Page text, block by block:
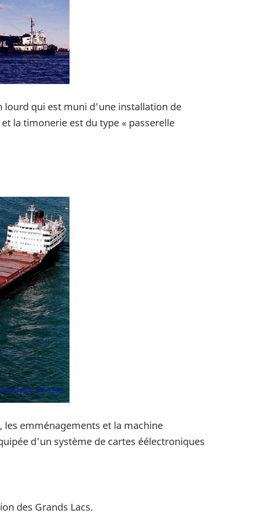
lourd qui est muni d'une installation de
la timonerie est du type « passerelle
emménagements et la machine
d'un système de cartes éélectroniques
des Grands Lacs.